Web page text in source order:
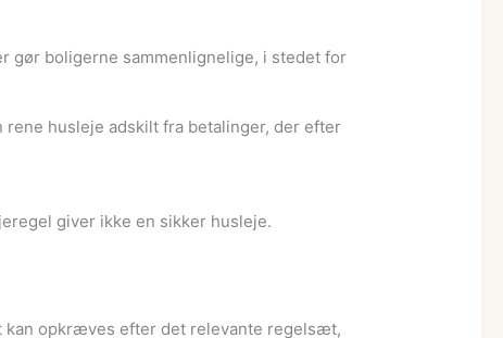
gør boligerne sammenlignelige, i stedet for
rene husleje adskilt fra betalinger, der efter
giver ikke en sikker husleje.
kan opkræves efter det relevante regelsæt,